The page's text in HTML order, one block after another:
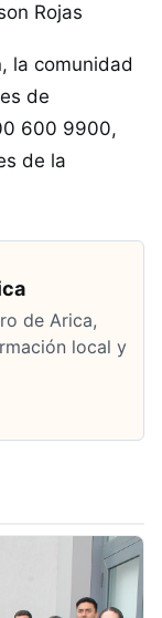
Rojas
la comunidad
de
600 9900,
de la
de Arica,
local y